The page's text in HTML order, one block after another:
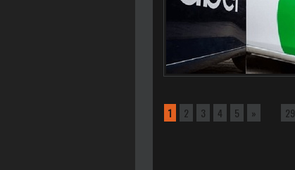
1 2 3 4 5 » 29